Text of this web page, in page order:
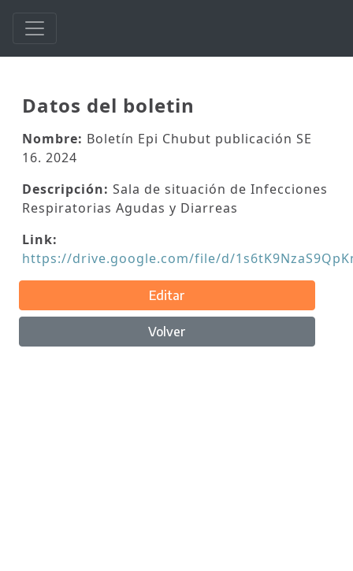
Datos del boletin
Nombre: Boletín Epi Chubut publicación SE
16. 2024
Descripción: Sala de situación de Infecciones
Respiratorias Agudas y Diarreas
Link:
https://drive.google.com/file/d/
Editar
Volver